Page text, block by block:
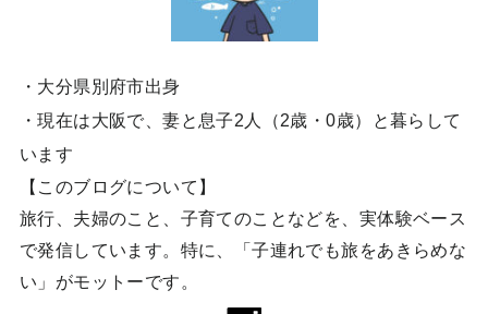
・大分県別府市出身
・現在は大阪で、妻と息子2人（2歳・0歳）と暮らして
います
【このブログについて】
旅行、夫婦のこと、子育てのことなどを、実体験ベース
で発信しています。特に、「子連れでも旅をあきらめな
い」がモットーです。